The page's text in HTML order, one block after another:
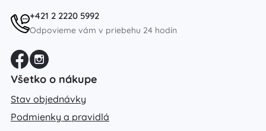
+421 2 2220 5992
Odpovieme vám v priebehu 24 hodín
Všetko o nákupe
Stav objednávky
Podmienky a pravidlá